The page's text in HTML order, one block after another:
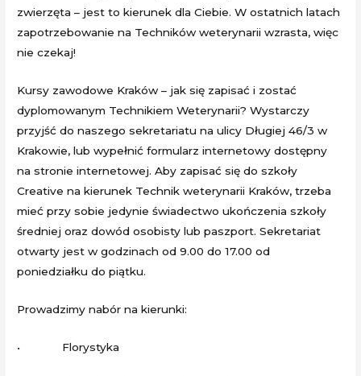
zwierzęta – jest to kierunek dla Ciebie. W ostatnich latach
zapotrzebowanie na Techników weterynarii wzrasta, więc
nie czekaj!
Kursy zawodowe Kraków – jak się zapisać i zostać
dyplomowanym Technikiem Weterynarii? Wystarczy
przyjść do naszego sekretariatu na ulicy Długiej 46/3 w
Krakowie, lub wypełnić formularz internetowy dostępny
na stronie internetowej. Aby zapisać się do szkoły
Creative na kierunek Technik weterynarii Kraków, trzeba
mieć przy sobie jedynie świadectwo ukończenia szkoły
średniej oraz dowód osobisty lub paszport. Sekretariat
otwarty jest w godzinach od 9.00 do 17.00 od
poniedziałku do piątku.
Prowadzimy nabór na kierunki:
• Florystyka